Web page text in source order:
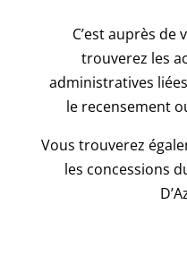
C’est auprès
trouverez les
administratives
le recensement
Vous trouverez
les concessions